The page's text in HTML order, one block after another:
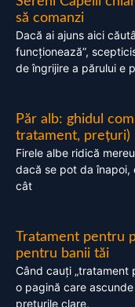
să comanzi
Dacă ai ajuns aici
funcționează”,
de îngrijire a părului e
Păr alb: ghidul
tratament, prețuri)
Firele albe ridică
dacă se pot da înapoi,
cât
Tratament pentru
pentru banii tăi
Când cauți „tratament
o pagină care
prețurile clare,